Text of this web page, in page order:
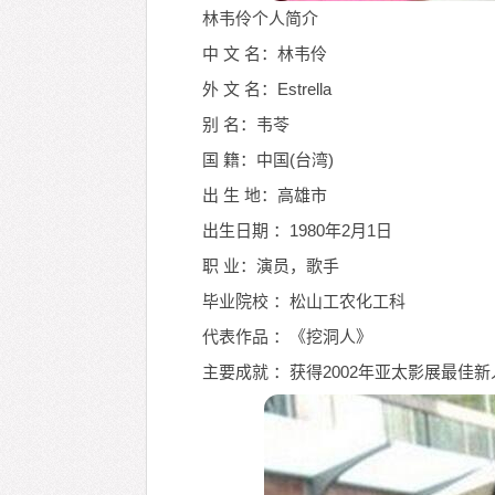
林韦伶个人简介
中 文 名：林韦伶
外 文 名：Estrella
别 名：韦苓
国 籍：中国(台湾)
出 生 地：高雄市
出生日期 ：1980年2月1日
职 业：演员，歌手
毕业院校 ：松山工农化工科
代表作品 ：《挖洞人》
主要成就 ：获得2002年亚太影展最佳新